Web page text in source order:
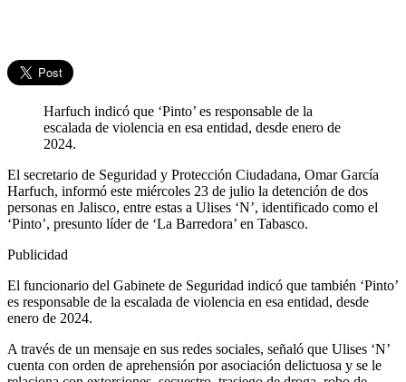
Harfuch indicó que ‘Pinto’ es responsable de la
escalada de violencia en esa entidad, desde enero de
2024.
El secretario de Seguridad y Protección Ciudadana, Omar García
Harfuch, informó este miércoles 23 de julio la detención de dos
personas en Jalisco, entre estas a Ulises ‘N’, identificado como el
‘Pinto’, presunto líder de ‘La Barredora’ en Tabasco.
Publicidad
El funcionario del Gabinete de Seguridad indicó que también ‘Pinto’
es responsable de la escalada de violencia en esa entidad, desde
enero de 2024.
A través de un mensaje en sus redes sociales, señaló que Ulises ‘N’
cuenta con orden de aprehensión por asociación delictuosa y se le